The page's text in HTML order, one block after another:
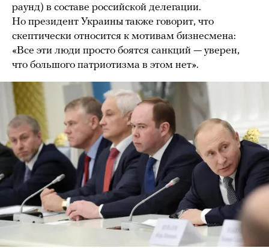
раунд) в составе российской делегации.
Но президент Украины также говорит, что
скептически относится к мотивам бизнесмена:
«Все эти люди просто боятся санкций — уверен,
что большого патриотизма в этом нет».